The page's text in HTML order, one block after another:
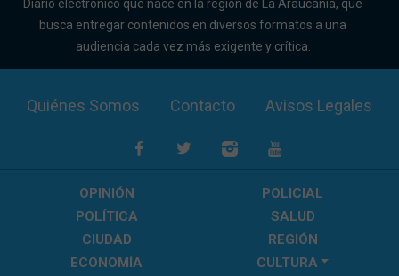
Diario electrónico que nace en la región de La Araucanía, que
busca entregar contenidos en diversos formatos a una
audiencia cada vez más exigente y crítica.
Quiénes Somos Contacto Avisos Legales
OPINIÓN
POLICIAL
POLÍTICA
SALUD
CIUDAD
REGIÓN
ECONOMÍA
CULTURA